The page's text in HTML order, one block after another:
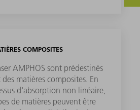
COMPOSITES
AMPHOS sont prédestinés
matières composites. En
d'absorption non linéaire,
de matières peuvent être